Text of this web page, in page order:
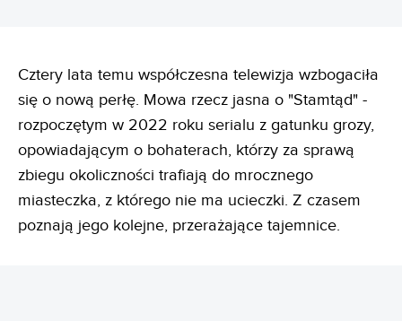
Cztery lata temu współczesna telewizja wzbogaciła
się o nową perłę. Mowa rzecz jasna o "Stamtąd" -
rozpoczętym w 2022 roku serialu z gatunku grozy,
opowiadającym o bohaterach, którzy za sprawą
zbiegu okoliczności trafiają do mrocznego
miasteczka, z którego nie ma ucieczki. Z czasem
poznają jego kolejne, przerażające tajemnice.